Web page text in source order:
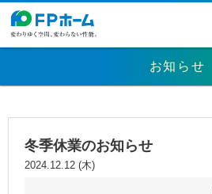
お知らせ
冬季休業のお知らせ
2024.12.12 (木)